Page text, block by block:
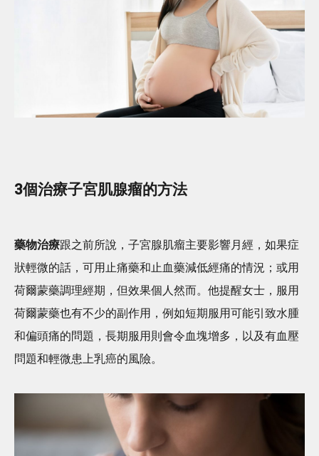
3個治療子宮肌腺瘤的方法
藥物治療跟之前所說，子宮腺肌瘤主要影響月經，如果症
狀輕微的話，可用止痛藥和止血藥減低經痛的情況；或用
荷爾蒙藥調理經期，但效果個人然而。他提醒女士，服用
荷爾蒙藥也有不少的副作用，例如短期服用可能引致水腫
和偏頭痛的問題，長期服用則會令血塊增多，以及有血壓
問題和輕微患上乳癌的風險。